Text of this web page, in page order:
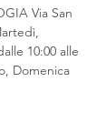
Via San
10:00 alle
Domenica